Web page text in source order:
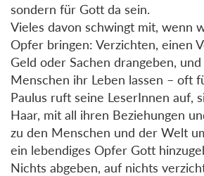
sondern für Gott da sein.
Vieles davon schwingt mit, wenn
Opfer bringen: Verzichten, einen
Geld oder Sachen drangeben,
Menschen ihr Leben lassen – oft
Paulus ruft seine LeserInnen auf,
Haar, mit all ihren Beziehungen
zu den Menschen und der Welt
ein lebendiges Opfer Gott
Nichts abgeben, auf nichts